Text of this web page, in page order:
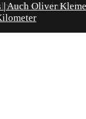
schwimmt in
Auch Oliver